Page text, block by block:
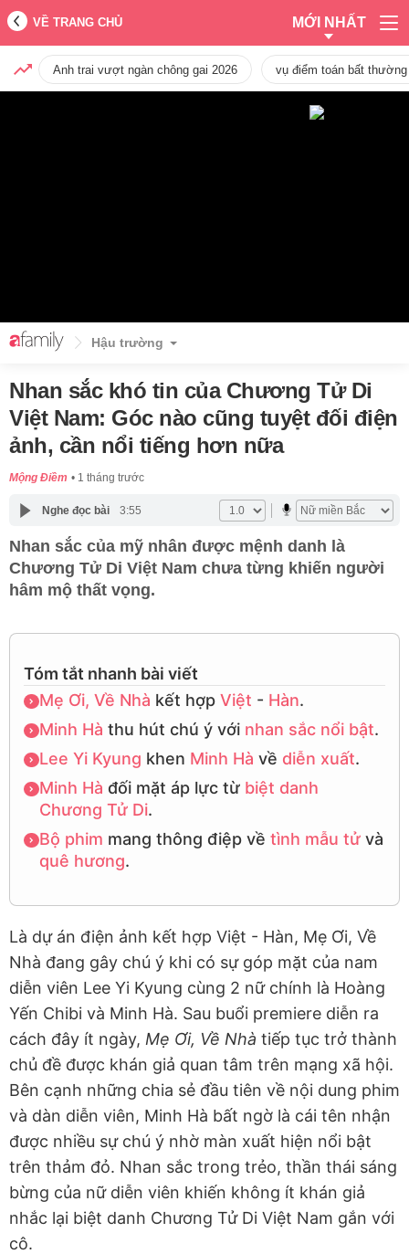
VỀ TRANG CHỦ MỚI NHẤT
Anh trai vượt ngàn chông gai 2026 vụ điểm toán bất
Hậu trường
Nhan sắc khó tin của Chương Tử Di
Việt Nam: Góc nào cũng tuyệt đối điện
ảnh, cần nổi tiếng hơn nữa
Mộng Điềm 1 tháng trước
Nghe đọc bài 3:55
Nhan sắc của mỹ nhân được mệnh danh là
Chương Tử Di Việt Nam chưa từng khiến người
hâm mộ thất vọng.
Tóm tắt nhanh bài viết
Mẹ Ơi, Về Nhà kết hợp Việt - Hàn.
Minh Hà thu hút chú ý với nhan sắc nổi bật.
Lee Yi Kyung khen Minh Hà về diễn xuất.
Minh Hà đối mặt áp lực từ biệt danh
Chương Tử Di.
Bộ phim mang thông điệp về tình mẫu tửvà
quê hương.
Là dự án điện ảnh kết hợp Việt - Hàn, Mẹ Ơi, Về
Nhà đang gây chú ý khi có sự góp mặt của nam
diễn viên Lee Yi Kyung cùng 2 nữ chính là Hoàng
Yến Chibi và Minh Hà. Sau buổi premiere diễn ra
cách đây ít ngày, Mẹ Ơi, Về Nhà tiếp tục trở thành
chủ đề được khán giả quan tâm trên mạng xã hội.
Bên cạnh những chia sẻ đầu tiên về nội dung phim
và dàn diễn viên, Minh Hà bất ngờ là cái tên nhận
được nhiều sự chú ý nhờ màn xuất hiện nổi bật
trên thảm đỏ. Nhan sắc trong trẻo, thần thái sáng
bừng của nữ diễn viên khiến không ít khán giả
nhắc lại biệt danh Chương Tử Di Việt Nam gắn với
cô.